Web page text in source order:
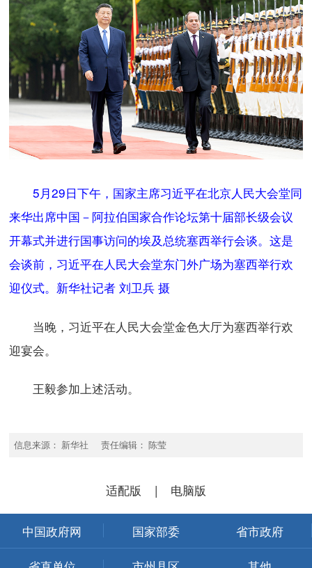
5月29日下午，国家主席习近平在北京人民大会堂同
来华出席中国－阿拉伯国家合作论坛第十届部长级会议
开幕式并进行国事访问的埃及总统塞西举行会谈。这是
会谈前，习近平在人民大会堂东门外广场为塞西举行欢
迎仪式。新华社记者 刘卫兵 摄
当晚，习近平在人民大会堂金色大厅为塞西举行欢
迎宴会。
王毅参加上述活动。
信息来源： 新华社 责任编辑： 陈莹
适配版 | 电脑版
中国政府网 国家部委 省市政府